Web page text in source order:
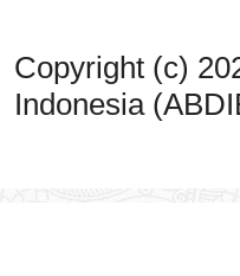
Copyright (c)
Indonesia